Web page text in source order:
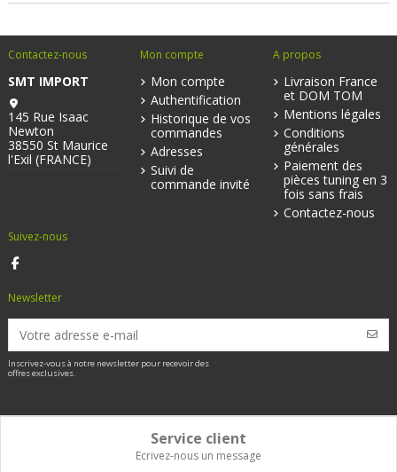
Contactez-nous
SMT IMPORT
145 Rue Isaac
Newton
38550 St Maurice
l'Exil (FRANCE)
Mon compte
Mon compte
Authentification
Historique de vos
commandes
Adresses
Suivi de
commande invité
A propos
Livraison France
et DOM TOM
Mentions légales
Conditions
générales
Paiement des
pièces tuning en 3
fois sans frais
Contactez-nous
Suivez-nous
Newsletter
Inscrivez-vous à notre newsletter pour recevoir des
offres exclusives.
Service client
Ecrivez-nous un message